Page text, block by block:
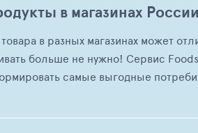
в магазинах России
в разных магазинах может
больше не нужно! Сервис
самые выгодные